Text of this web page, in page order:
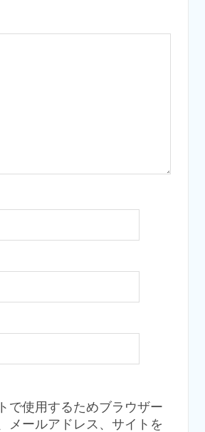
で使用するためブラウザー
メールアドレス、サイトを